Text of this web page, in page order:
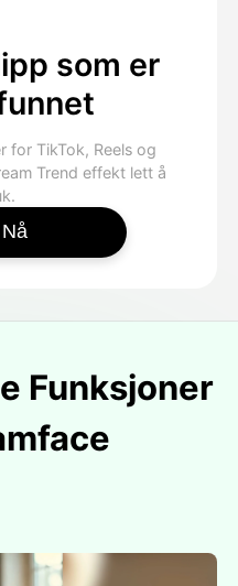
som er
for TikTok, Reels og
Trend effekt lett å
Funksjoner